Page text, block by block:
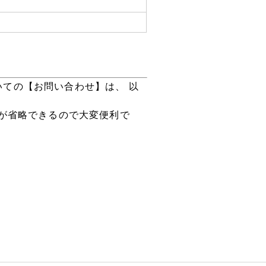
ての【お問い合わせ】は、 以
省略できるので大変便利で